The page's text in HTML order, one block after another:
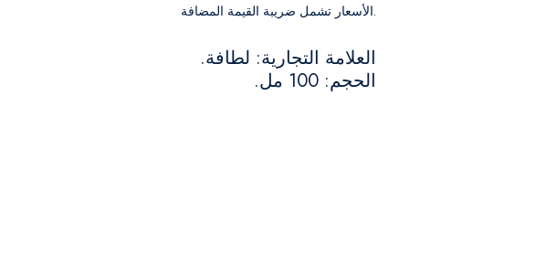
.الأسعار تشمل ضريبة القيمة المضافة
العلامة التجارية: لطافة.
الحجم: 100 مل.